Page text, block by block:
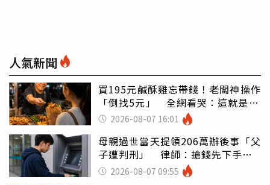
人氣新聞
買195元鹹酥雞忘帶錢！老闆神操作
「倒找5元」 全網看哭：這就是台
灣 2026-08-07 16:01
母親過世當天提領206萬辦後事「父
子遭判刑」 律師：搶錢先下手是
罪 2026-08-07 09:55